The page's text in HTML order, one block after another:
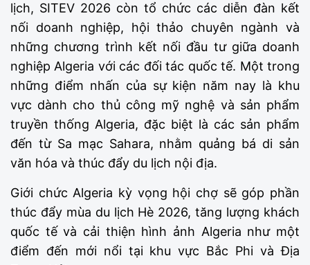
lịch, SITEV 2026 còn tổ chức các diễn đàn kết
nối doanh nghiệp, hội thảo chuyên ngành và
những chương trình kết nối đầu tư giữa doanh
nghiệp Algeria với các đối tác quốc tế. Một trong
những điểm nhấn của sự kiện năm nay là khu
vực dành cho thủ công mỹ nghệ và sản phẩm
truyền thống Algeria, đặc biệt là các sản phẩm
đến từ Sa mạc Sahara, nhằm quảng bá di sản
văn hóa và thúc đẩy du lịch nội địa.
Giới chức Algeria kỳ vọng hội chợ sẽ góp phần
thúc đẩy mùa du lịch Hè 2026, tăng lượng khách
quốc tế và cải thiện hình ảnh Algeria như một
điểm đến mới nổi tại khu vực Bắc Phi và Địa